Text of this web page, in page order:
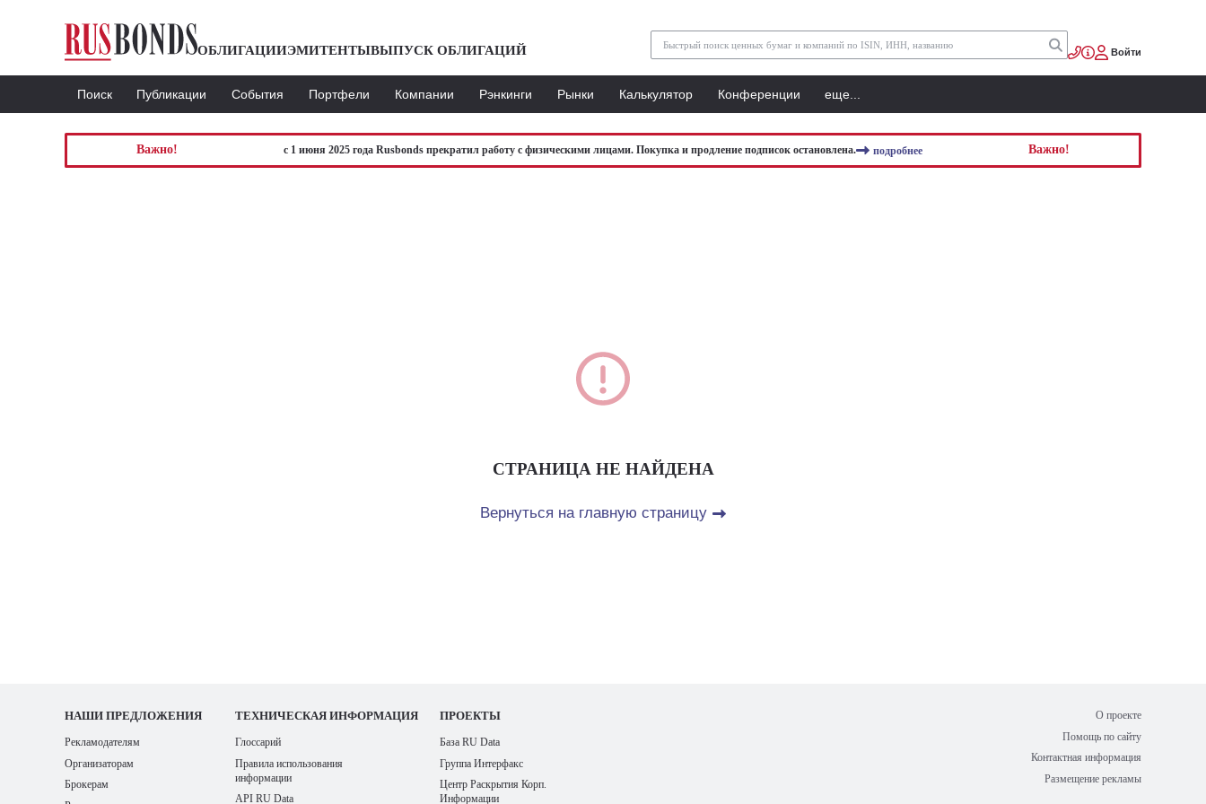
ОБЛИГАЦИИЭМИТЕНТЫВЫПУСК ОБЛИГАЦИЙ Войти
Поиск Публикации События Портфели Компании Рэнкинги Рынки Калькулятор Конференции еще...
Важно! с 1 июня 2025 года Rusbonds прекратил работу с физическими лицами. Покупка и продление подписок остановлена. подробнее Важно!
СТРАНИЦА НЕ НАЙДЕНА
Вернуться на главную страницу
НАШИ ПРЕДЛОЖЕНИЯ
Рекламодателям
Организаторам
Брокерам
ТЕХНИЧЕСКАЯ ИНФОРМАЦИЯ
Глоссарий
Правила использования
информации
API RU Data
ПРОЕКТЫ
База RU Data
Группа Интерфакс
Центр Раскрытия Корп.
Информации
О проекте
Помощь по сайту
Контактная информация
Размещение рекламы